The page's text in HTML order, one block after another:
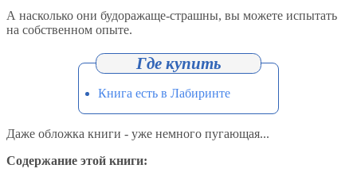
А насколько они будоражаще-страшны, вы можете испытать
на собственном опыте.
Книга есть в Лабиринте
Даже обложка книги - уже немного пугающая...
Содержание этой книги: